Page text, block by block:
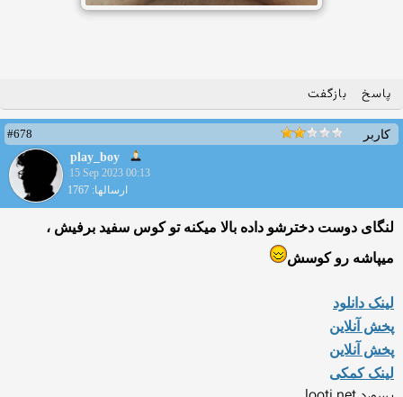
پاسخ بازگفت
کاربر
#678
play_boy
15 Sep 2023 00:13
ارسالها: 1767
لنگای دوست دخترشو داده بالا میکنه تو کوس سفید برفیش ،
میپاشه رو کوسش
لینک دانلود
پخش آنلاین
پخش آنلاین
لینک کمکی